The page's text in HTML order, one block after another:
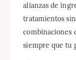
alianzas de
tratamientos
combinaciones
siempre que tu